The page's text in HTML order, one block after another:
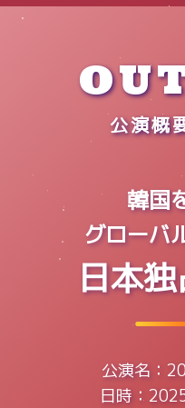
公演概
韓国
グローバ
日本
公演名：
日時：